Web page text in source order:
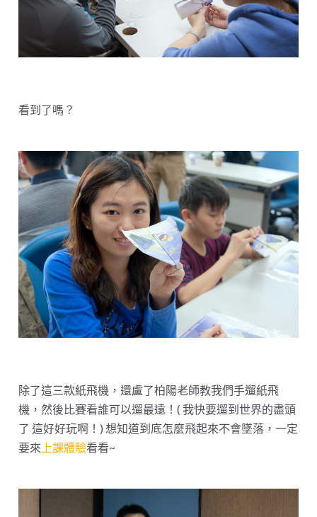
看到了嗎？
除了這三款紙飛機，還盧了柏陽老師教我們手遛紙飛
機，然後比賽看誰可以遛最遠！( 我快要遛到世界的盡頭
了 這好好玩啊！) 想知道到底怎麼飛起來不會墜落，一定
要來 上課體驗看看~